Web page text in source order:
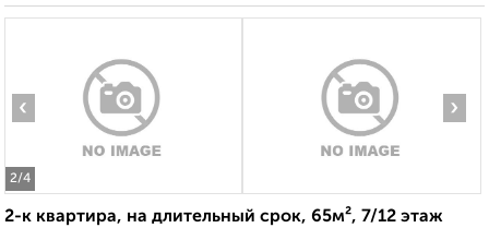
2/4
‹ ›
2-к квартира, на длительный срок, 65м², 7/12 этаж